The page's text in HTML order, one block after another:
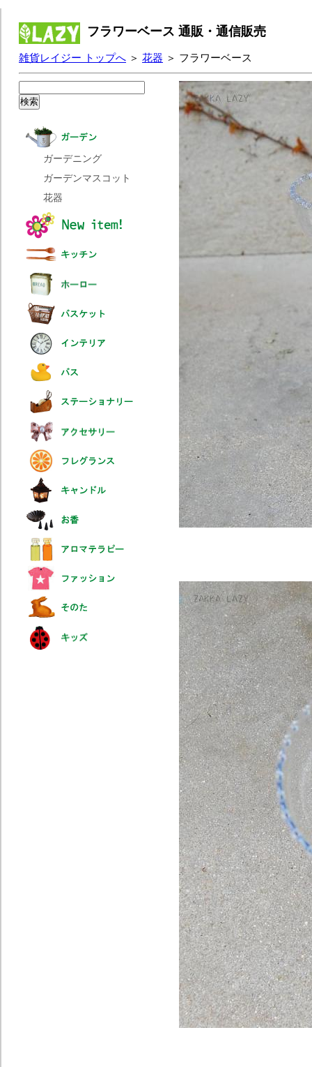
フラワーベース 通販・通信販売
雑貨レイジー トップへ ＞ 花器 ＞ フラワーベース
ガーデニング
ガーデンマスコット
花器